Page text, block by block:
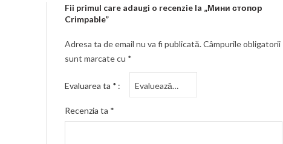
Fii primul care adaugi o recenzie la „Мини стопор
Crimpable”
Adresa ta de email nu va fi publicată. Câmpurile obligatorii
sunt marcate cu *
Evaluarea ta *
Recenzia ta *